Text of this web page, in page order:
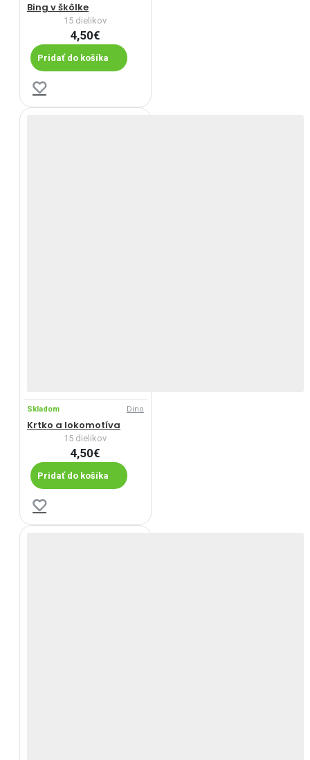
Bing v škôlke
15 dielikov
4,50€
Pridať do košíka
Skladom Dino
Krtko a lokomotíva
15 dielikov
4,50€
Pridať do košíka